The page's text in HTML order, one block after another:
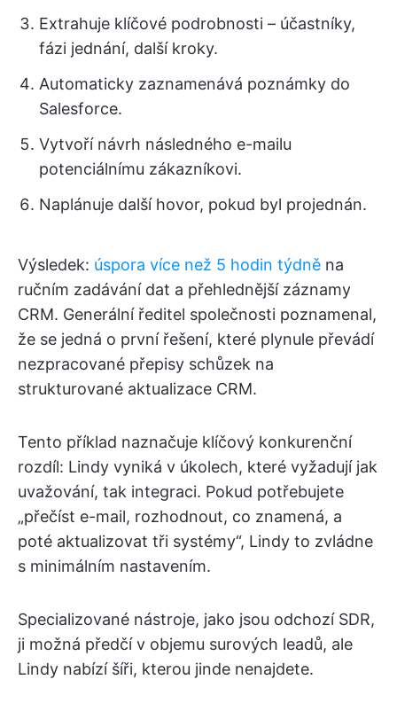
Extrahuje klíčové podrobnosti – účastníky,
fázi jednání, další kroky.
Automaticky zaznamenává poznámky do
Salesforce.
Vytvoří návrh následného e-mailu
potenciálnímu zákazníkovi.
Naplánuje další hovor, pokud byl projednán.
Výsledek: úspora více než 5 hodin týdně na
ručním zadávání dat a přehlednější záznamy
CRM. Generální ředitel společnosti poznamenal,
že se jedná o první řešení, které plynule převádí
nezpracované přepisy schůzek na
strukturované aktualizace CRM.
Tento příklad naznačuje klíčový konkurenční
rozdíl: Lindy vyniká v úkolech, které vyžadují jak
uvažování, tak integraci. Pokud potřebujete
„přečíst e-mail, rozhodnout, co znamená, a
poté aktualizovat tři systémy“, Lindy to zvládne
s minimálním nastavením.
Specializované nástroje, jako jsou odchozí SDR,
ji možná předčí v objemu surových leadů, ale
Lindy nabízí šíři, kterou jinde nenajdete.